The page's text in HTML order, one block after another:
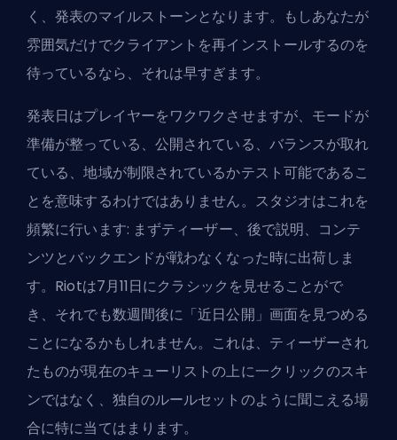
く、発表のマイルストーンとなります。もしあなたが
雰囲気だけでクライアントを再インストールするのを
待っているなら、それは早すぎます。
発表日はプレイヤーをワクワクさせますが、モードが
準備が整っている、公開されている、バランスが取れ
ている、地域が制限されているかテスト可能であるこ
とを意味するわけではありません。スタジオはこれを
頻繁に行います: まずティーザー、後で説明、コンテ
ンツとバックエンドが戦わなくなった時に出荷しま
す。Riotは7月11日にクラシックを見せることがで
き、それでも数週間後に「近日公開」画面を見つめる
ことになるかもしれません。これは、ティーザーされ
たものが現在のキューリストの上に一クリックのスキ
ンではなく、独自のルールセットのように聞こえる場
合に特に当てはまります。